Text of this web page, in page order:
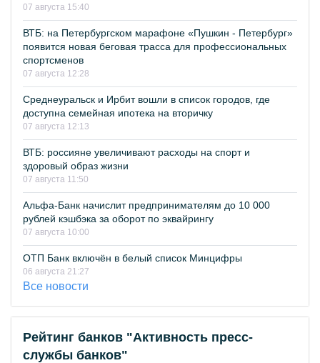
07 августа 15:40
ВТБ: на Петербургском марафоне «Пушкин - Петербург»
появится новая беговая трасса для профессиональных
спортсменов
07 августа 12:28
Среднеуральск и Ирбит вошли в список городов, где
доступна семейная ипотека на вторичку
07 августа 12:13
ВТБ: россияне увеличивают расходы на спорт и
здоровый образ жизни
07 августа 11:50
Альфа-Банк начислит предпринимателям до 10 000
рублей кэшбэка за оборот по эквайрингу
07 августа 10:00
ОТП Банк включён в белый список Минцифры
06 августа 21:27
Все новости
Рейтинг банков "Активность пресс-
службы банков"